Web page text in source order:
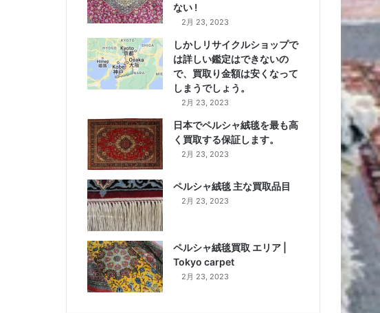
ない !
2月 23, 2023
しかしリサイクルショップで
は詳しい鑑定はできないの
で、買取り金額は安くなって
しまうでしょう。
2月 23, 2023
日本でペルシャ絨毯を最も高
く買取する保証します。
2月 23, 2023
ペルシャ絨毯 主な買取品目
2月 23, 2023
ペルシャ絨毯買取 エリア |
Tokyo carpet
2月 23, 2023